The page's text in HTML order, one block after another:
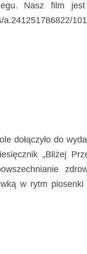
Nasz film
dołączyło do
„Bliżej
w rytm